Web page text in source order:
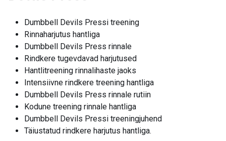
Dumbbell Devils Pressi treening
Rinnaharjutus hantliga
Dumbbell Devils Press rinnale
Rindkere tugevdavad harjutused
Hantlitreening rinnalihaste jaoks
Intensiivne rindkere treening hantliga
Dumbbell Devils Press rinnale rutiin
Kodune treening rinnale hantliga
Dumbbell Devils Pressi treeningjuhend
Täiustatud rindkere harjutus hantliga.